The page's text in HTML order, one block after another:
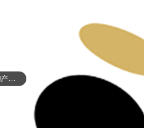
你们是是需要贴片还是插件灯珠呢？